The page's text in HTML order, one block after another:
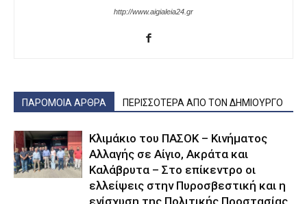
http://www.aigialeia24.gr
ΠΑΡΟΜΟΙΑ ΑΡΘΡΑ ΠΕΡΙΣΣΟΤΕΡΑ ΑΠΟ ΤΟΝ ΔΗΜΙΟΥΡΓΟ
Κλιμάκιο του ΠΑΣΟΚ – Κινήματος
Αλλαγής σε Αίγιο, Ακράτα και
Καλάβρυτα – Στο επίκεντρο οι
ελλείψεις στην Πυροσβεστική και η
ενίσχυση της Πολιτικής Προστασίας